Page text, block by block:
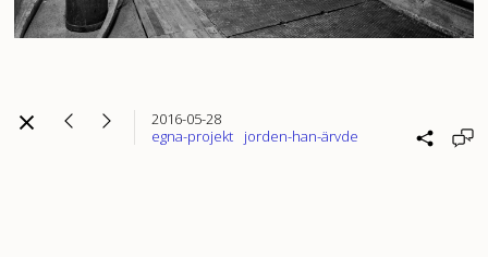
2016-05-28
egna-projekt
jorden-han-ärvde